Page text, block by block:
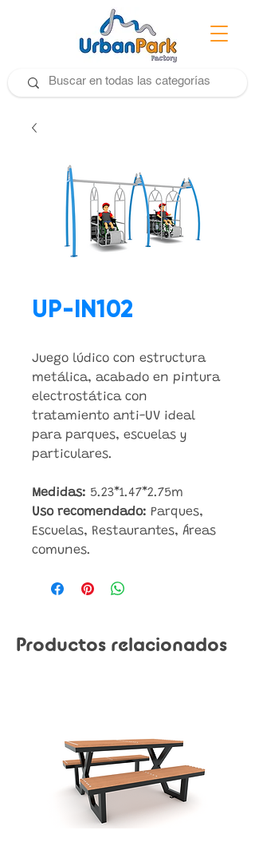
UP-IN102
Juego lúdico con estructura
metálica, acabado en pintura
electrostática con
tratamiento anti-UV ideal
para parques, escuelas y
particulares.
Medidas: 5.23*1.47*2.75m
Uso recomendado: Parques,
Escuelas, Restaurantes, Áreas
comunes.
Productos relacionados